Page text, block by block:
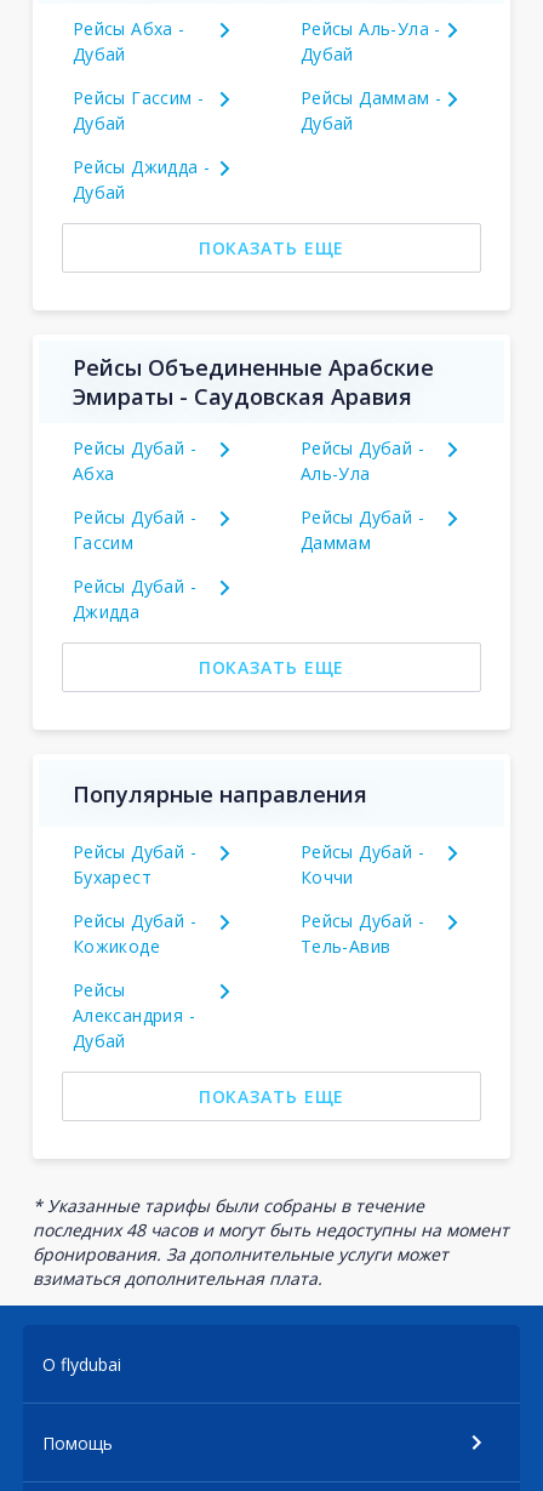
Рейсы Абха -
Дубай
Рейсы Аль-Ула -
Дубай
Рейсы Гассим -
Дубай
Рейсы Даммам -
Дубай
Рейсы Джидда -
Дубай
ПОКАЗАТЬ ЕЩЕ
Рейсы Объединенные Арабские
Эмираты - Саудовская Аравия
Рейсы Дубай -
Абха
Рейсы Дубай -
Аль-Ула
Рейсы Дубай -
Гассим
Рейсы Дубай -
Даммам
Рейсы Дубай -
Джидда
ПОКАЗАТЬ ЕЩЕ
Популярные направления
Рейсы Дубай -
Бухарест
Рейсы Дубай -
Коччи
Рейсы Дубай -
Кожикоде
Рейсы Дубай -
Тель-Авив
Рейсы
Александрия -
Дубай
ПОКАЗАТЬ ЕЩЕ
* Указанные тарифы были собраны в течение
последних 48 часов и могут быть недоступны на момент
бронирования. За дополнительные услуги может
взиматься дополнительная плата.
О flydubai
Помощь